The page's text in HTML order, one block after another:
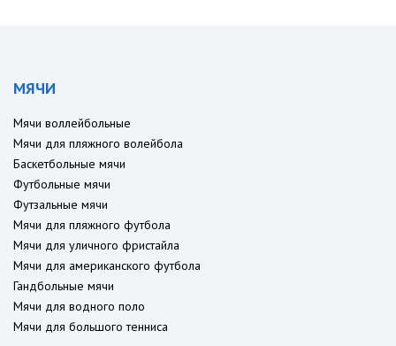
МЯЧИ
Мячи воллейбольные
Мячи для пляжного волейбола
Баскетбольные мячи
Футбольные мячи
Футзальные мячи
Мячи для пляжного футбола
Мячи для уличного фристайла
Мячи для американского футбола
Гандбольные мячи
Мячи для водного поло
Мячи для большого тенниса